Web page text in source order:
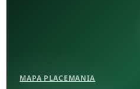
MAPA PLACEMANIA